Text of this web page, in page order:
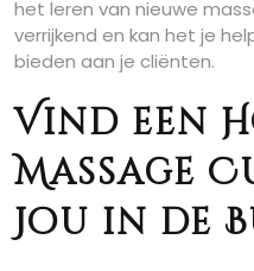
het leren van nieuwe
verrijkend en kan het je
bieden aan je cliënten.
Vind een
Massage
Jou in de